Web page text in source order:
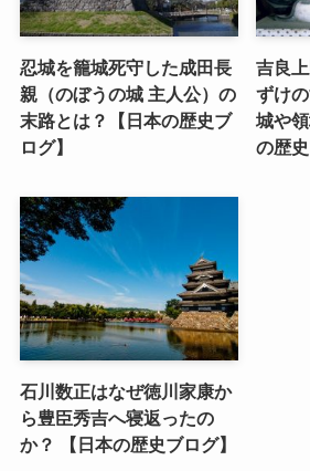
忍城を籠城死守した成田長
親（のぼうの城 主人公）の
末路とは？【日本の歴史ブ
ログ】
吉良
ずけ
城や
の歴史
石川数正はなぜ徳川家康か
ら豊臣秀吉へ寝返ったの
か？ 【日本の歴史ブログ】